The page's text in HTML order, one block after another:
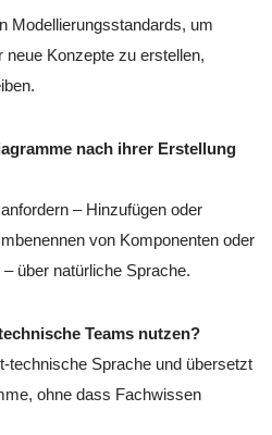
Modellierungsstandards, um
Konzepte zu erstellen,
nach ihrer Erstellung
– Hinzufügen oder
von Komponenten oder
über natürliche Sprache.
Teams nutzen?
technische Sprache und übersetzt
ohne dass Fachwissen